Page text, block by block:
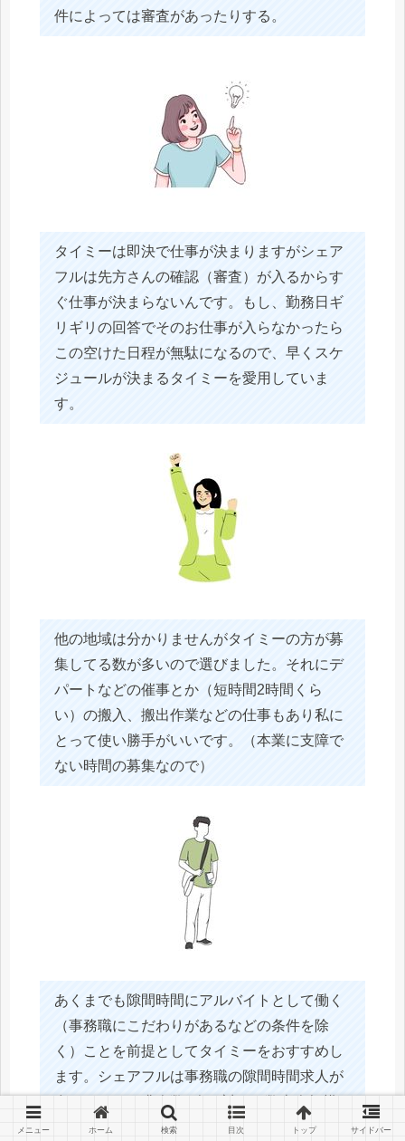
件によっては審査があったりする。
タイミーは即決で仕事が決まりますがシェア
フルは先方さんの確認（審査）が入るからす
ぐ仕事が決まらないんです。もし、勤務日ギ
リギリの回答でそのお仕事が入らなかったら
この空けた日程が無駄になるので、早くスケ
ジュールが決まるタイミーを愛用していま
す。
他の地域は分かりませんがタイミーの方が募
集してる数が多いので選びました。それにデ
パートなどの催事とか（短時間2時間くら
い）の搬入、搬出作業などの仕事もあり私に
とって使い勝手がいいです。（本業に支障で
ない時間の募集なので）
あくまでも隙間時間にアルバイトとして働く
（事務職にこだわりがあるなどの条件を除
く）ことを前提としてタイミーをおすすめし
ます。シェアフルは事務職の隙間時間求人が
多いものの、求人数1人に対して数十人規模
の応募が殺到するのが常でスキル等の条件が
メニュー ホーム 検索 目次 トップ サイドバー